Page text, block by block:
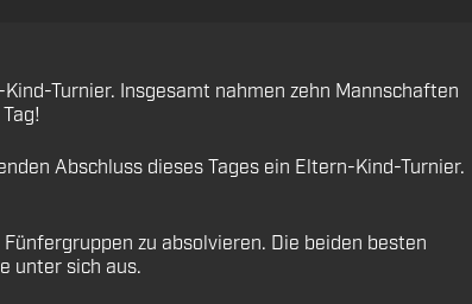
Turnier. Insgesamt nahmen zehn Mannschaften
Abschluss dieses Tages ein Eltern-Kind-Turnier.
zu absolvieren. Die beiden besten
unter sich aus.